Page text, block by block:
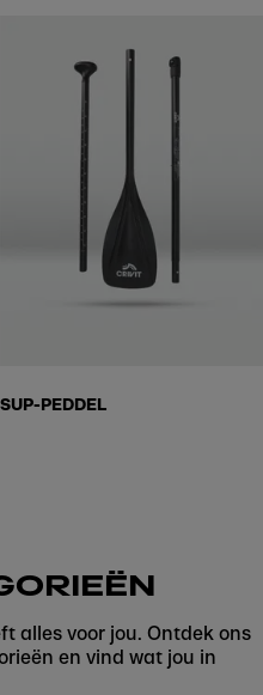
SUP-PEDDEL
alles voor jou. Ontdek ons
en vind wat jou in